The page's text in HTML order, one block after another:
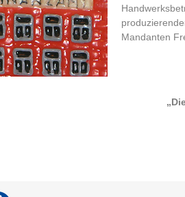
Mandanten